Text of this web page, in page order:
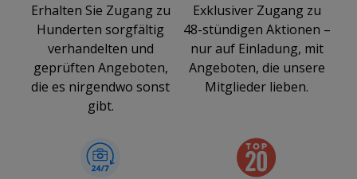
Erhalten Sie Zugang zu
Hunderten sorgfältig
verhandelten und
geprüften Angeboten,
die es nirgendwo sonst
gibt.
Exklusiver Zugang zu
48-stündigen Aktionen –
nur auf Einladung, mit
Angeboten, die unsere
Mitglieder lieben.